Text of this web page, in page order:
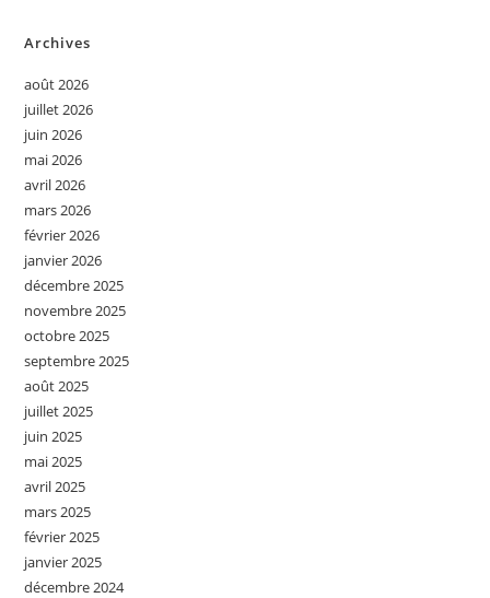
Archives
août 2026
juillet 2026
juin 2026
mai 2026
avril 2026
mars 2026
février 2026
janvier 2026
décembre 2025
novembre 2025
octobre 2025
septembre 2025
août 2025
juillet 2025
juin 2025
mai 2025
avril 2025
mars 2025
février 2025
janvier 2025
décembre 2024